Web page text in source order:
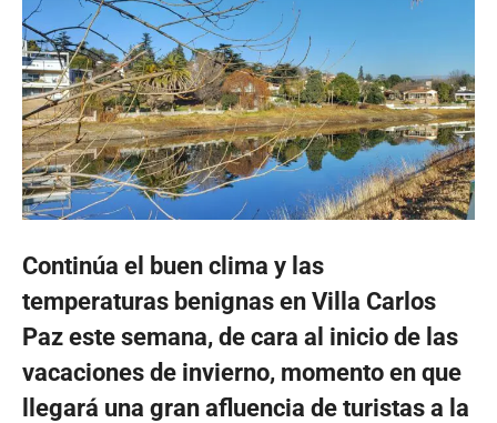
Continúa el buen clima y las
temperaturas benignas en Villa Carlos
Paz este semana, de cara al inicio de las
vacaciones de invierno, momento en que
llegará una gran afluencia de turistas a la